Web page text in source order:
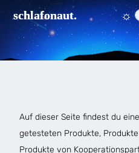
schlafonaut. ☼
schlafonaut.
Auf dieser Seite findest du
getesteten Produkte,
Produkte von